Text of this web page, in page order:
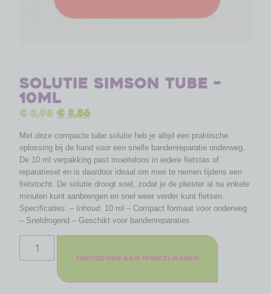
Solutie Simson tube –
10ml
€3,95 €3,56
Met deze compacte tube solutie heb je altijd een praktische
oplossing bij de hand voor een snelle bandenreparatie onderweg.
De 10 ml verpakking past moeiteloos in iedere fietstas of
reparatieset en is daardoor ideaal om mee te nemen tijdens een
fietstocht. De solutie droogt snel, zodat je de pleister al na enkele
minuten kunt aanbrengen en snel weer verder kunt fietsen.
Specificaties: – Inhoud: 10 ml – Compact formaat voor onderweg
– Sneldrogend – Geschikt voor bandenreparaties
Toevoegen aan winkelwagen